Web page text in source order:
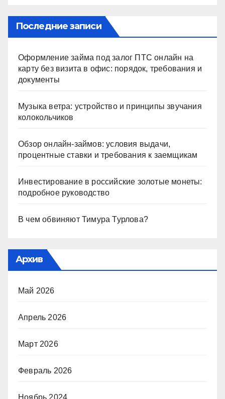
ki
Последние записи
Оформление займа под залог ПТС онлайн на
карту без визита в офис: порядок, требования и
документы
Музыка ветра: устройство и принципы звучания
колокольчиков
Обзор онлайн-займов: условия выдачи,
процентные ставки и требования к заемщикам
Инвестирование в российские золотые монеты:
подробное руководство
В чем обвиняют Тимура Турлова?
Архив
Май 2026
Апрель 2026
Март 2026
Февраль 2026
Ноябрь 2024